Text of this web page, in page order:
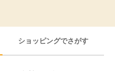
ショッピングでさがす